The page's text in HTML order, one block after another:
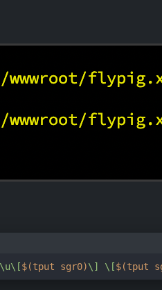
$(tput sgr0)\] \[$(tput